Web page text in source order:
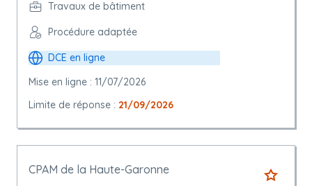
Travaux de bâtiment
Procédure adaptée
DCE en ligne
Mise en ligne : 11/07/2026
Limite de réponse : 21/09/2026
CPAM de la Haute-Garonne